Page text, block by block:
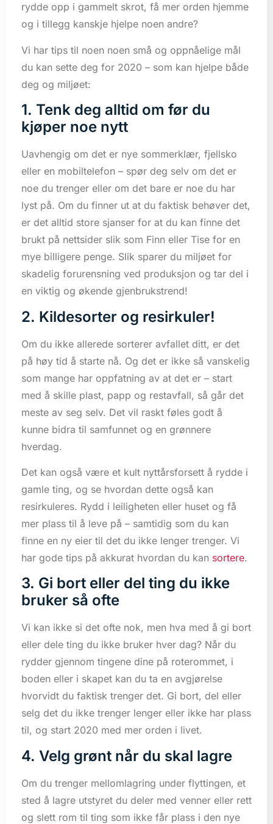
rydde opp i gammelt skrot, få mer orden hjemme
og i tillegg kanskje hjelpe noen andre?
Vi har tips til noen noen små og oppnåelige mål
du kan sette deg for 2020 – som kan hjelpe både
deg og miljøet:
1. Tenk deg alltid om før du
kjøper noe nytt
Uavhengig om det er nye sommerklær, fjellsko
eller en mobiltelefon – spør deg selv om det er
noe du trenger eller om det bare er noe du har
lyst på. Om du finner ut at du faktisk behøver det,
er det alltid store sjanser for at du kan finne det
brukt på nettsider slik som Finn eller Tise for en
mye billigere penge. Slik sparer du miljøet for
skadelig forurensning ved produksjon og tar del i
en viktig og økende gjenbrukstrend!
2. Kildesorter og resirkuler!
Om du ikke allerede sorterer avfallet ditt, er det
på høy tid å starte nå. Og det er ikke så vanskelig
som mange har oppfatning av at det er – start
med å skille plast, papp og restavfall, så går det
meste av seg selv. Det vil raskt føles godt å
kunne bidra til samfunnet og en grønnere
hverdag.
Det kan også være et kult nyttårsforsett å rydde i
gamle ting, og se hvordan dette også kan
resirkuleres. Rydd i leiligheten eller huset og få
mer plass til å leve på – samtidig som du kan
finne en ny eier til det du ikke lenger trenger. Vi
har gode tips på akkurat hvordan du kan sortere.
3. Gi bort eller del ting du ikke
bruker så ofte
Vi kan ikke si det ofte nok, men hva med å gi bort
eller dele ting du ikke bruker hver dag? Når du
rydder gjennom tingene dine på roterommet, i
boden eller i skapet kan du ta en avgjørelse
hvorvidt du faktisk trenger det. Gi bort, del eller
selg det du ikke trenger lenger eller ikke har plass
til, og start 2020 med mer orden i livet.
4. Velg grønt når du skal lagre
Om du trenger mellomlagring under flyttingen, et
sted å lagre utstyret du deler med venner eller rett
og slett rom til ting som ikke får plass i den nye